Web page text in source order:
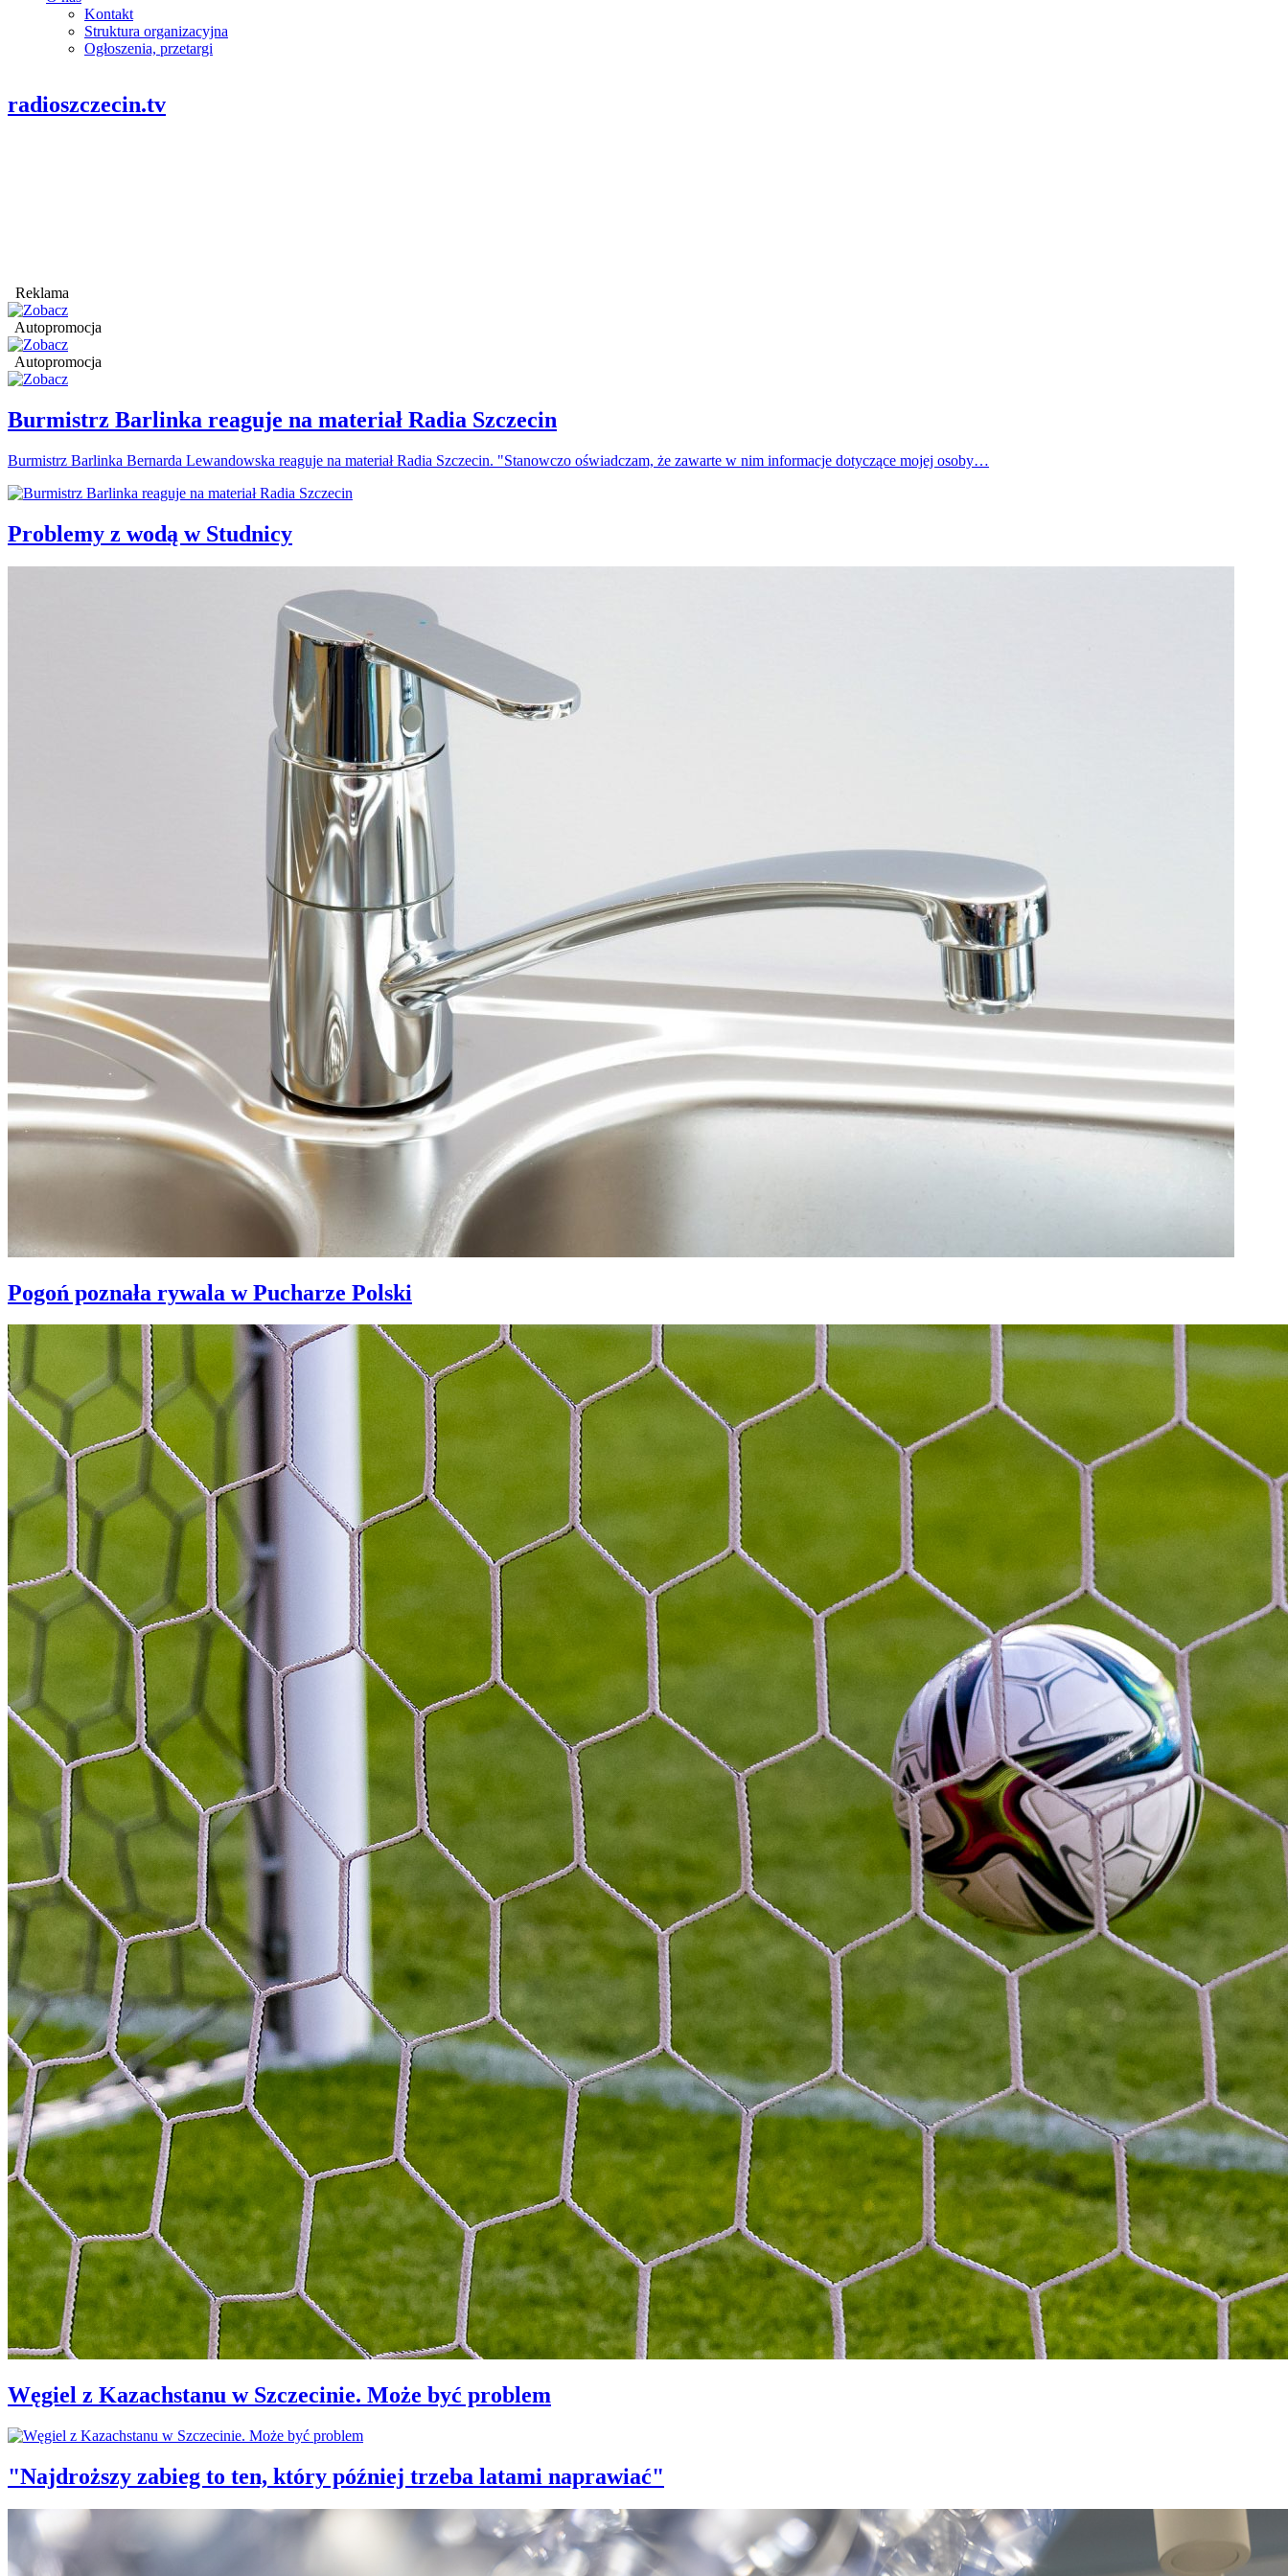
Kontakt
Struktura organizacyjna
Ogłoszenia, przetargi
radioszczecin.tv
Reklama
Autopromocja
Autopromocja
Burmistrz Barlinka reaguje na materiał Radia Szczecin
Burmistrz Barlinka Bernarda Lewandowska reaguje na materiał Radia Szczecin. "Stanowczo oświadczam, że zawarte w nim informacje dotyczące mojej osoby…
Problemy z wodą w Studnicy
Pogoń poznała rywala w Pucharze Polski
Węgiel z Kazachstanu w Szczecinie. Może być problem
"Najdroższy zabieg to ten, który później trzeba latami naprawiać"